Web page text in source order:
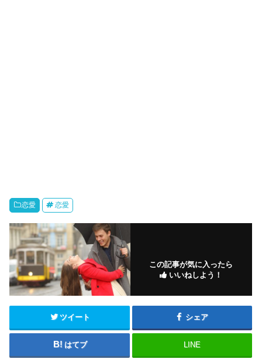
恋愛 恋愛
この記事が気に入ったら
いいねしよう！
ツイート シェア
はてブ LINE